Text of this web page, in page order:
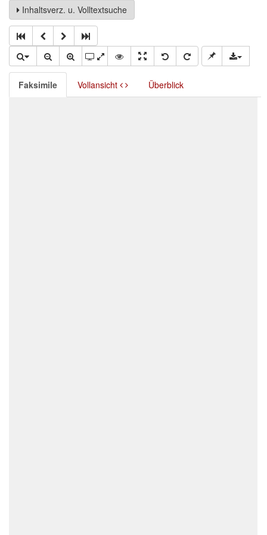
Inhaltsverz. u. Volltextsuche
Faksimile Vollansicht Überblick